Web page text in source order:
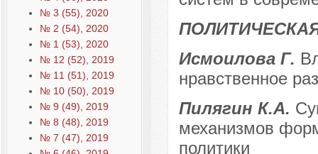
№ 3 (55), 2020
№ 2 (54), 2020
№ 1 (53), 2020
№ 12 (52), 2019
№ 11 (51), 2019
№ 10 (50), 2019
№ 9 (49), 2019
№ 8 (48), 2019
№ 7 (47), 2019
Исмоилова Г.
нравственное
Пилягин К.А.
механизмов
политики